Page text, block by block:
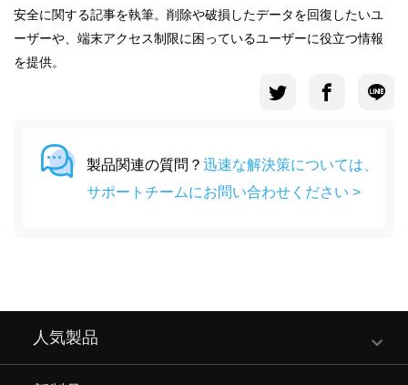
安全に関する記事を執筆。削除や破損したデータを回復したいユ
ーザーや、端末アクセス制限に困っているユーザーに役立つ情報
を提供。
製品関連の質問？ 迅速な解決策については、
サポートチームにお問い合わせください >
人気製品